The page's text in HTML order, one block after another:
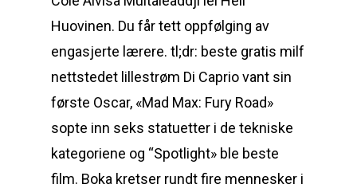
Huovinen. Du får tett oppfølging av
engasjerte lærere. tl;dr: beste gratis milf
nettstedet lillestrøm Di Caprio vant sin
første Oscar, «Mad Max: Fury Road»
sopte inn seks statuetter i de tekniske
kategoriene og “Spotlight» ble beste
film. Boka kretser rundt fire mennesker i